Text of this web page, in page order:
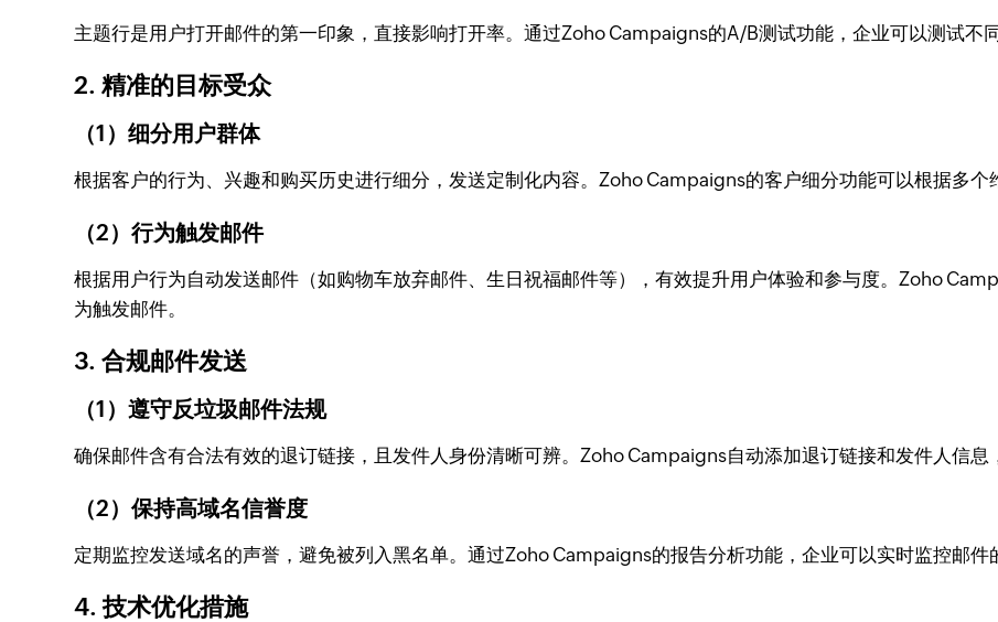
主题行是用户打开邮件的第一印象，直接影响打开率。通过Zoho Campaigns的A/B测试功能，企业可以测试不
2. 精准的目标受众
（1）细分用户群体
根据客户的行为、兴趣和购买历史进行细分，发送定制化内容。Zoho Campaigns的客户细分功能可以根据多个
（2）行为触发邮件
根据用户行为自动发送邮件（如购物车放弃邮件、生日祝福邮件等），有效提升用户体验和参与度。Zoho
为触发邮件。
3. 合规邮件发送
（1）遵守反垃圾邮件法规
确保邮件含有合法有效的退订链接，且发件人身份清晰可辨。Zoho Campaigns自动添加退订链接和发件人信息
（2）保持高域名信誉度
定期监控发送域名的声誉，避免被列入黑名单。通过Zoho Campaigns的报告分析功能，企业可以实时监控邮件
4. 技术优化措施